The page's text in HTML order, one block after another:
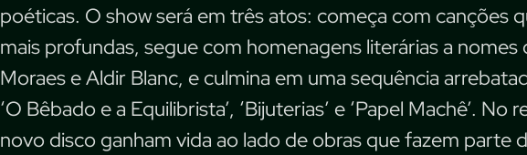
poéticas. O show será em três atos: começa com canções
mais profundas, segue com homenagens literárias a nomes
Moraes e Aldir Blanc, e culmina em uma sequência
‘O Bêbado e a Equilibrista’, ‘Bijuterias’ e ‘Papel Machê’.
novo disco ganham vida ao lado de obras que fazem parte